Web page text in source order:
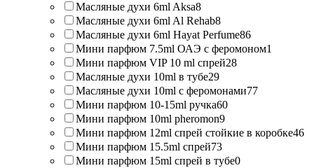
Масляные духи 6ml Aksa8
Масляные духи 6ml Al Rehab8
Масляные духи 6ml Hayat Perfume86
Мини парфюм 7.5ml ОАЭ с феромоном1
Мини парфюм VIP 10 ml спрей28
Масляные духи 10ml в тубе29
Масляные духи 10ml с феромонами77
Мини парфюм 10-15ml ручка60
Мини парфюм 10ml pheromon9
Мини парфюм 12ml спрей стойкие в коробке46
Мини парфюм 15.5ml спрей73
Мини парфюм 15ml спрей в тубе0